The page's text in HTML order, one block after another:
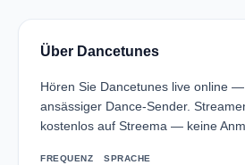
Über Dancetunes
Hören Sie Dancetunes live online
ansässiger Dance-Sender.
kostenlos auf Streema — keine
FREQUENZ SPRACHE